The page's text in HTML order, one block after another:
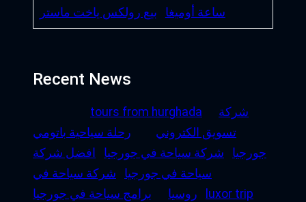
ساعة أوميغا
بيع رولكس ياخت ماستر
Recent News
tours from hurghada
شركة
تسويق الكتروني
رحلة سياحية باتومي
جورجيا
شركة سياحة في جورجيا
افضل شركة
سياحة في جورجيا
شركة سياحة في
روسيا
برامج سياحة في جورجيا
luxor trip